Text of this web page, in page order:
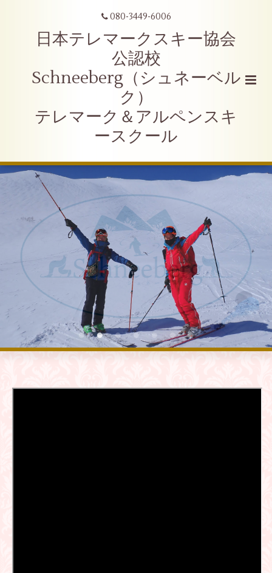
080-3449-6006
日本テレマークスキー協会
公認校
Schneeberg（シュネーベル
ク）
テレマーク＆アルペンスキ
ースクール